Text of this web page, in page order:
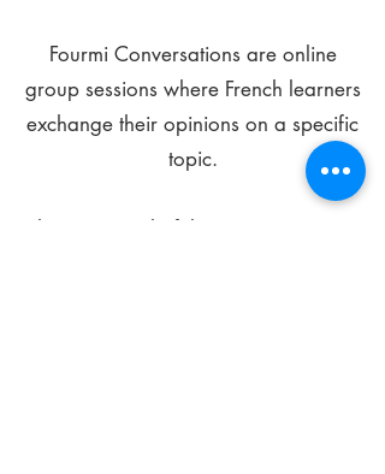
Fourmi Conversations are online
group sessions where French learners
exchange their opinions on a specific
topic.
The main goal of these meetings is to